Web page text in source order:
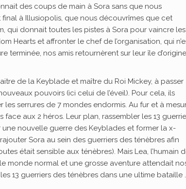
des coups de main à Sora sans que nous
final à Illusiopolis, que nous découvrîmes que cet
qui donnait toutes les pistes à Sora pour vaincre les
Hearts et affronter le chef de l’organisation, qui
terminée, nos amis retournèrent sur leur île d’origine
de la Keyblade et maître du Roi Mickey, à passer
pouvoirs (ici celui de l’éveil). Pour cela, ils
serrures de 7 mondes endormis. Au fur et à
aux 2 héros. Leur plan, rassembler les 13
nouvelle guerre des Keyblades et former la x-
Sora au sein des guerriers des ténèbres afin
était sensible aux ténèbres). Mais Lea, l’humain
monde normal et une grosse aventure attendait
13 guerriers des ténèbres dans une ultime bataille